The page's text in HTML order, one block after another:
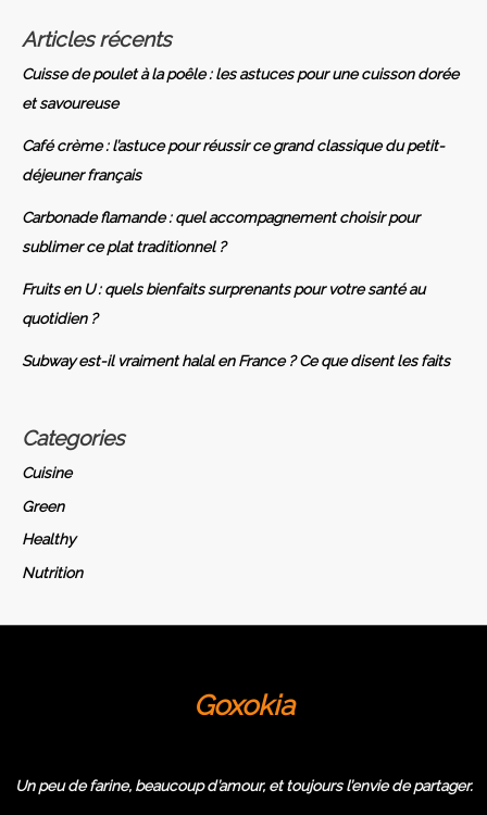
Articles récents
Cuisse de poulet à la poêle : les astuces pour une cuisson dorée
et savoureuse
Café crème : l’astuce pour réussir ce grand classique du petit-
déjeuner français
Carbonade flamande : quel accompagnement choisir pour
sublimer ce plat traditionnel ?
Fruits en U : quels bienfaits surprenants pour votre santé au
quotidien ?
Subway est-il vraiment halal en France ? Ce que disent les faits
Categories
Cuisine
Green
Healthy
Nutrition
Goxokia
Un peu de farine, beaucoup d’amour, et toujours l’envie de partager.